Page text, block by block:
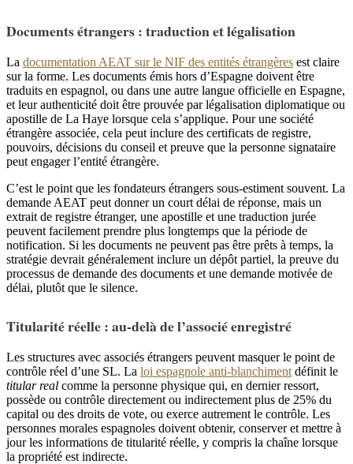
Documents étrangers : traduction et légalisation
La documentation AEAT sur le NIF des entités étrangères est claire
sur la forme. Les documents émis hors d’Espagne doivent être
traduits en espagnol, ou dans une autre langue officielle en Espagne,
et leur authenticité doit être prouvée par légalisation diplomatique ou
apostille de La Haye lorsque cela s’applique. Pour une société
étrangère associée, cela peut inclure des certificats de registre,
pouvoirs, décisions du conseil et preuve que la personne signataire
peut engager l’entité étrangère.
C’est le point que les fondateurs étrangers sous-estiment souvent. La
demande AEAT peut donner un court délai de réponse, mais un
extrait de registre étranger, une apostille et une traduction jurée
peuvent facilement prendre plus longtemps que la période de
notification. Si les documents ne peuvent pas être prêts à temps, la
stratégie devrait généralement inclure un dépôt partiel, la preuve du
processus de demande des documents et une demande motivée de
délai, plutôt que le silence.
Titularité réelle : au-delà de l’associé enregistré
Les structures avec associés étrangers peuvent masquer le point de
contrôle réel d’une SL. La loi espagnole anti-blanchiment définit le
titular real comme la personne physique qui, en dernier ressort,
possède ou contrôle directement ou indirectement plus de 25% du
capital ou des droits de vote, ou exerce autrement le contrôle. Les
personnes morales espagnoles doivent obtenir, conserver et mettre à
jour les informations de titularité réelle, y compris la chaîne lorsque
la propriété est indirecte.